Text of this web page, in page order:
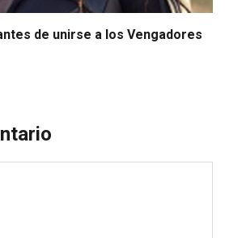
de unirse a los Vengadores